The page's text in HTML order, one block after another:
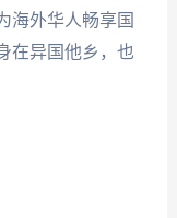
海外华人畅享国
在异国他乡，也